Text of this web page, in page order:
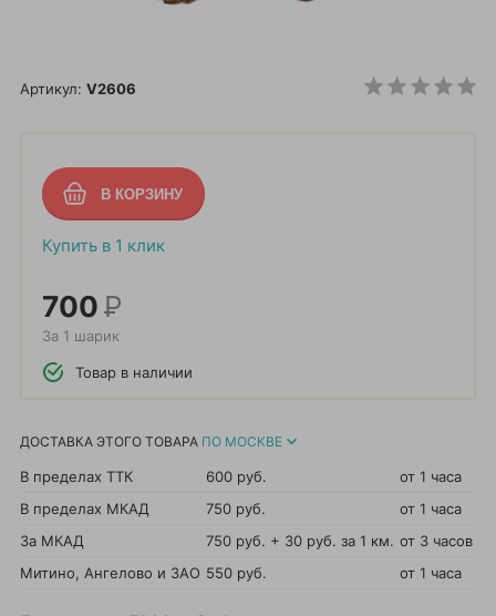
Артикул: V2606
Купить в 1 клик
700Р
За 1 шарик
Товар в наличии
ДОСТАВКА ЭТОГО ТОВАРА ПО МОСКВЕ
В пределах ТТК 600 руб.
от 1 часа
В пределах МКАД
750 руб.
от 1 часа
За МКАД
750 руб. + 30 руб. за 1 км. от 3 часов
Митино, Ангелово и ЗАО 550 руб. от 1 часа